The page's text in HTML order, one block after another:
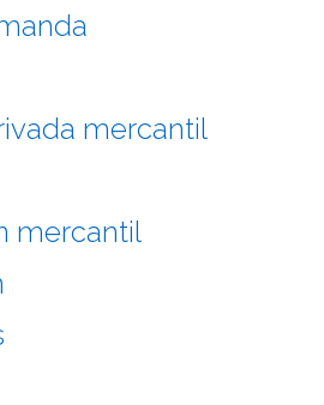
mercantil
mercantil